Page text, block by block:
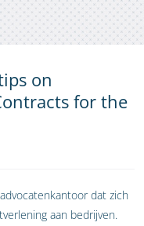
on
for the
dat zich
aan bedrijven.